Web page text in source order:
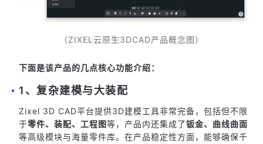
（ZIXEL云原生3DCAD产品概念图）
下面是该产品的几点核心功能介绍：
1、复杂建模与大装配
Zixel 3D CAD平台提供3D建模工具非常完备，包括但不限
于零件、装配、工程图等，产品内还集成了钣金、曲线曲面
等高级模块与海量零件库。在产品稳定性方面，能够确保千